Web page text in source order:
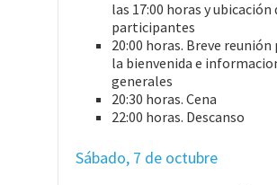
las 17:00 horas y ubicación
participantes
20:00 horas. Breve reunión
la bienvenida e
generales
20:30 horas. Cena
22:00 horas. Descanso
Sábado, 7 de octubre